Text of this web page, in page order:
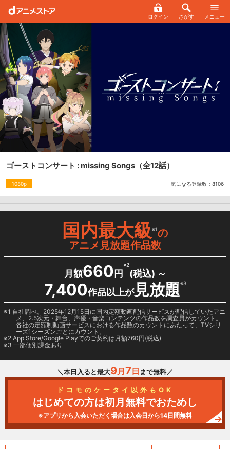
ログイン さがす メニュー
ゴーストコンサート : missing Songs （全12話）
1080p 気になる登録数： 8106
国内最大級※1の
アニメ見放題作品数
月額660 円
※2
(税込) ～
7,400作品以上が見放題※3
1 自社調べ。2025年12月15日に国内定額動画配信サービスが配信していたアニ
メ、2.5次元・舞台、声優・音楽コンテンツの作品数を調査員がカウント。
各社の定額制動画サービスにおける作品数のカウントにあたって、TVシリ
ーズ1シーズンごとにカウント。
2 App Store/Google Playでのご契約は月額760円(税込)
3 一部個別課金あり
＼本日入ると最大9月 7 日 まで無料／
ドコモのケータイ以外もOK
はじめての方は初月無料でおためし
※アプリから入会いただく場合は入会日から14日間無料